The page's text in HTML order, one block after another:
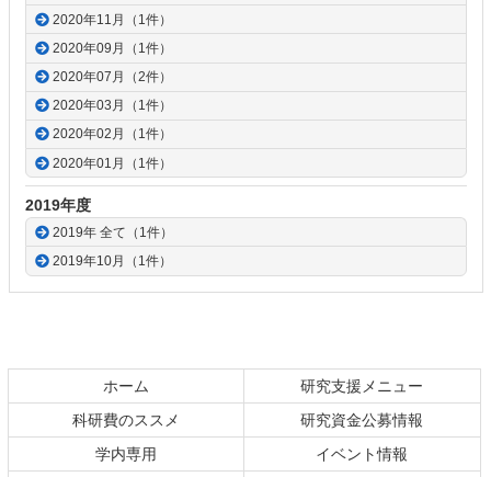
2020年11月（1件）
2020年09月（1件）
2020年07月（2件）
2020年03月（1件）
2020年02月（1件）
2020年01月（1件）
2019年度
2019年 全て（1件）
2019年10月（1件）
ホーム
研究支援メニュー
科研費のススメ
研究資金公募情報
学内専用
イベント情報